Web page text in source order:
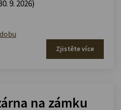
9. 2026)
Zjistěte více
na zámku